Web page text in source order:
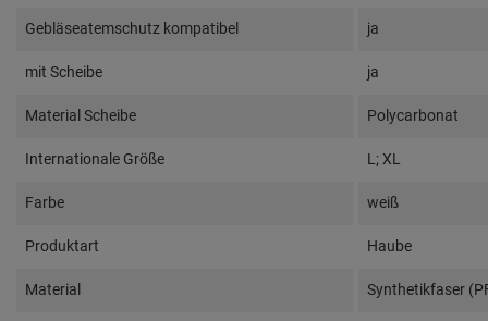
Gebläseatemschutz kompatibel ja
mit Scheibe ja
Material Scheibe Polycarbonat
Internationale Größe L; XL
Farbe weiß
Produktart Haube
Material Synthetikfaser